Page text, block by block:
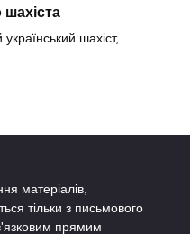
шахіста
шахіст,
матеріалів,
тільки з письмового
прямим